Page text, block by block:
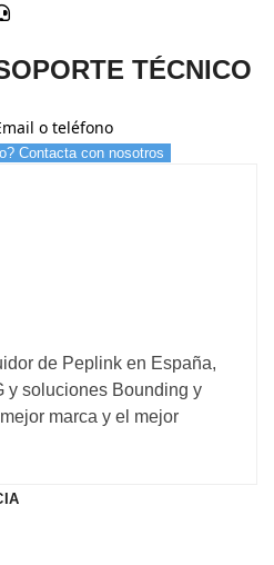
TÉCNICO
o teléfono
Contacta con nosotros
de Peplink en España,
y soluciones Bounding y
marca y el mejor